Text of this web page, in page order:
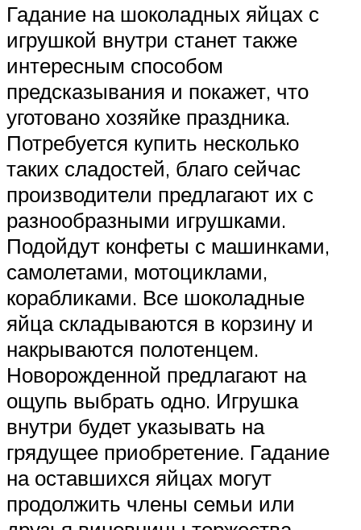
Гадание на шоколадных яйцах с
игрушкой внутри станет также
интересным способом
предсказывания и покажет, что
уготовано хозяйке праздника.
Потребуется купить несколько
таких сладостей, благо сейчас
производители предлагают их с
разнообразными игрушками.
Подойдут конфеты с машинками,
самолетами, мотоциклами,
корабликами. Все шоколадные
яйца складываются в корзину и
накрываются полотенцем.
Новорожденной предлагают на
ощупь выбрать одно. Игрушка
внутри будет указывать на
грядущее приобретение. Гадание
на оставшихся яйцах могут
продолжить члены семьи или